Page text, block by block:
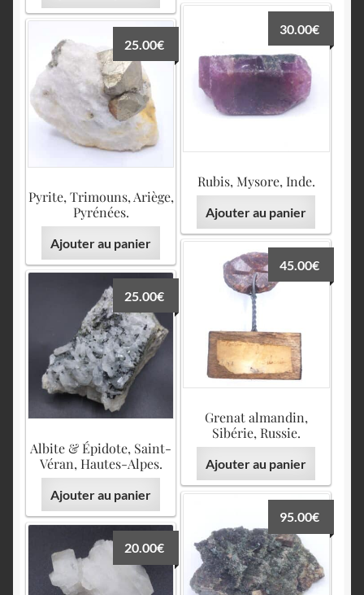
Rubis, Mysore, Inde.
30.00€
Ajouter au panier
Pyrite, Trimouns, Ariège,
Pyrénées.
25.00€
Ajouter au panier
Grenat almandin,
Sibérie, Russie.
45.00€
Ajouter au panier
Albite & Épidote, Saint-
Véran, Hautes-Alpes.
25.00€
Ajouter au panier
95.00€
20.00€